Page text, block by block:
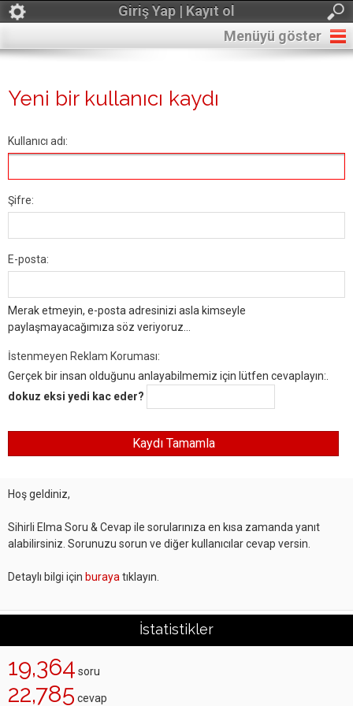
Giriş Yap | Kayıt ol
Menüyü göster
Yeni bir kullanıcı kaydı
Kullanıcı adı:
Şifre:
E-posta:
Merak etmeyin, e-posta adresinizi asla kimseyle
paylaşmayacağımıza söz veriyoruz...
İstenmeyen Reklam Koruması:
Gerçek bir insan olduğunu anlayabilmemiz için lütfen cevaplayın:.
dokuz eksi yedi kac eder?
Hoş geldiniz,
Sihirli Elma Soru & Cevap ile sorularınıza en kısa zamanda yanıt
alabilirsiniz. Sorunuzu sorun ve diğer kullanıcılar cevap versin.
Detaylı bilgi için buraya tıklayın.
İstatistikler
19,364 soru
22,785 cevap